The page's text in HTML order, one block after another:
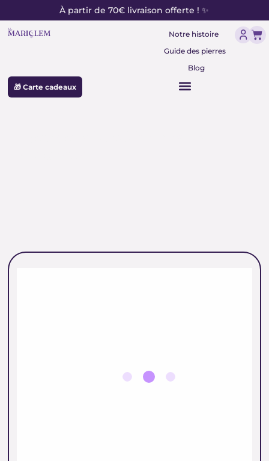
au
contenu
À partir de 70€ livraison offerte ! ✨
Notre histoire
Guide des pierres
Blog
🎁 Carte cadeaux